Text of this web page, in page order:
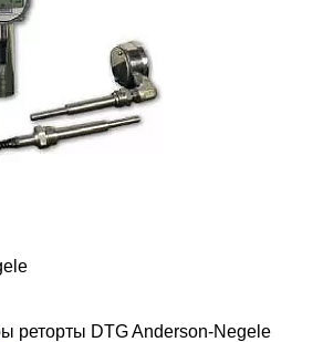
реторты DTG Anderson-Negele